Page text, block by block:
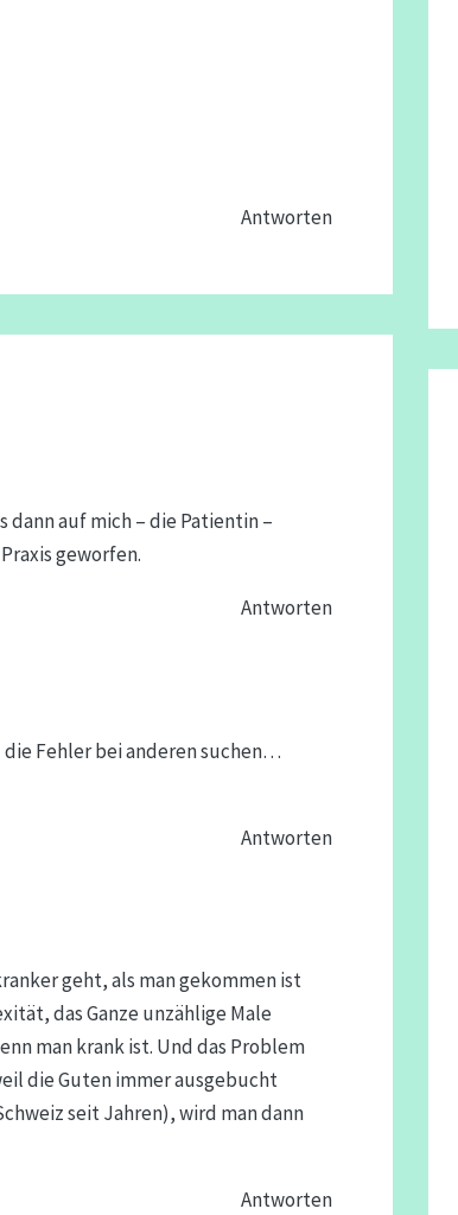
Antworten
dann auf mich – die Patientin –
geworfen.
Antworten
Fehler bei anderen suchen…
Antworten
geht, als man gekommen ist
das Ganze unzählige Male
man krank ist. Und das Problem
die Guten immer ausgebucht
seit Jahren), wird man dann
Antworten